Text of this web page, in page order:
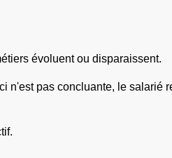
évoluent ou disparaissent.
n'est pas concluante, le salarié